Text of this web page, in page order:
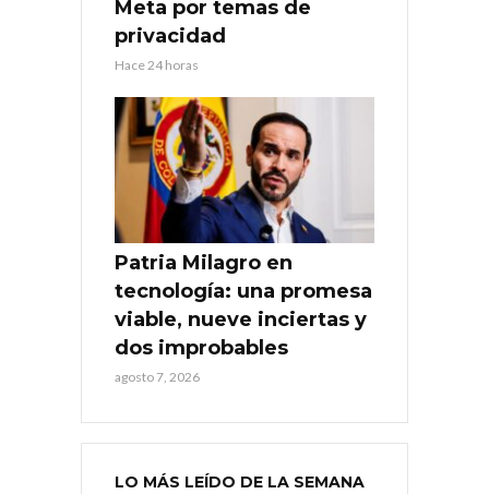
Meta por temas de
privacidad
Hace 24 horas
Patria Milagro en
tecnología: una promesa
viable, nueve inciertas y
dos improbables
agosto 7, 2026
LO MÁS LEÍDO DE LA SEMANA